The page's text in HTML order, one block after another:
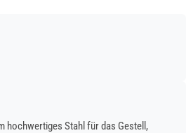
hochwertiges Stahl für das Gestell,